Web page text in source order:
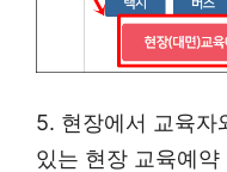
5. 현장에서 교육자
있는 현장 교육예